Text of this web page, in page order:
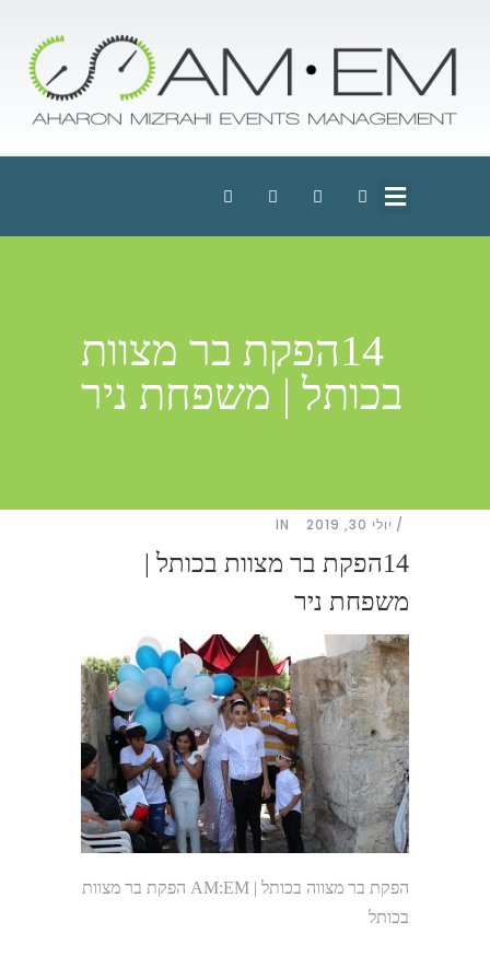
14הפקת בר מצוות
בכותל | משפחת ניר
יולי 30, 2019 IN
14הפקת בר מצוות בכותל |
משפחת ניר
הפקת בר מצווה בכותל | AM:EM הפקת בר מצוות
בכותל